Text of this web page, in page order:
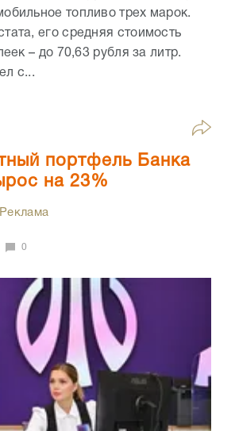
топливо трех марок.
его средняя стоимость
– до 70,63 рубля за литр.
с...
портфель Банка
на 23%
0